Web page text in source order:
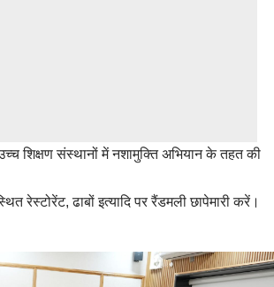
शिक्षण संस्थानों में नशामुक्ति अभियान के तहत की
रेस्टोरेंट, ढाबों इत्यादि पर रैंडमली छापेमारी करें।